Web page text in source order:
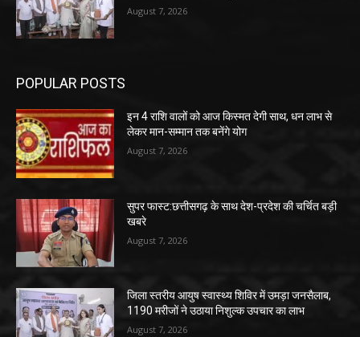
August 7, 2026
POPULAR POSTS
इन 4 राशि वालों को आज किस्मत देगी साथ, धन लाभ से
लेकर मान-सम्मान तक बनेंगे योग
August 7, 2026
सुपर फास्ट:छत्तीसगढ़ के साथ देश-प्रदेश की चर्चित बड़ी
खबरे
August 7, 2026
जिला स्तरीय आयुष स्वास्थ्य शिविर में उमड़ा जनसैलाब,
1190 मरीजों ने उठाया निशुल्क उपचार का लाभ
August 7, 2026